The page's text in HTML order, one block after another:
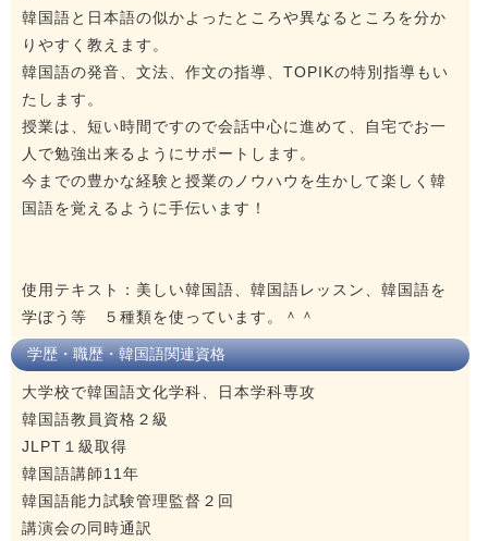
韓国語と日本語の似かよったところや異なるところを分か
りやすく教えます。
韓国語の発音、文法、作文の指導、TOPIKの特別指導もい
たします。
授業は、短い時間ですので会話中心に進めて、自宅でお一
人で勉強出来るようにサポートします。
今までの豊かな経験と授業のノウハウを生かして楽しく韓
国語を覚えるように手伝います！
使用テキスト：美しい韓国語、韓国語レッスン、韓国語を
学ぼう等 ５種類を使っています。＾＾
学歴・職歴・韓国語関連資格
大学校で韓国語文化学科、日本学科専攻
韓国語教員資格２級
JLPT１級取得
韓国語講師11年
韓国語能力試験管理監督２回
講演会の同時通訳